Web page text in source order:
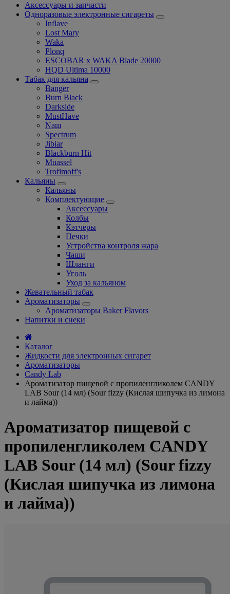
Аксессуары и запчасти
Одноразовые электронные сигареты
Inflave
Lost Mary
Waka
Plonq
ESCOBAR x WAKA Blade 20000
HQD Ultima 10000
Табак для кальяна
Banger
Burn Black
Darkside
MustHave
Nаш
Spectrum
Jibiar
Blackburn Hit
Muassel
Trofimoff's
Кальяны
Кальяны
Комплектующие
Аксессуары
Колбы
Кэтчеры
Печки
Устройства контроля жара
Чаши
Шланги
Уголь
Уход за кальяном
Жевательный табак
Ароматизаторы
Ароматизаторы Baker Flavors
Напитки и снеки
Каталог
Жидкости для электронных сигарет
Ароматизаторы
Candy Lab
Ароматизатор пищевой с пропиленгликолем CANDY
LAB Sour (14 мл) (Sour fizzy (Кислая шипучка из лимона
и лайма))
Ароматизатор пищевой с
пропиленгликолем CANDY
LAB Sour (14 мл) (Sour fizzy
(Кислая шипучка из лимона
и лайма))